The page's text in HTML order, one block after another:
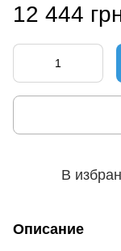
12 444
В
Описание